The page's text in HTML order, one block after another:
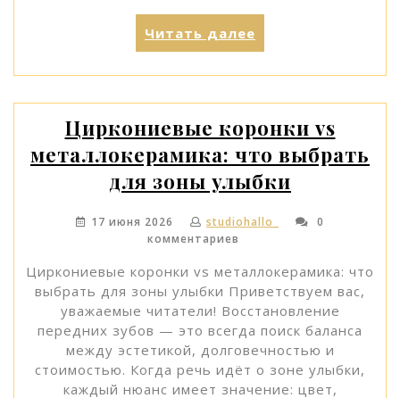
Читать далее
сведения
о
спортивном
питании»
Циркониевые коронки vs
металлокерамика: что выбрать
для зоны улыбки
17 июня 2026 studiohallo_
0
комментариев
Циркониевые коронки vs металлокерамика: что
выбрать для зоны улыбки Приветствуем вас,
уважаемые читатели! Восстановление
передних зубов — это всегда поиск баланса
между эстетикой, долговечностью и
стоимостью. Когда речь идёт о зоне улыбки,
каждый нюанс имеет значение: цвет,